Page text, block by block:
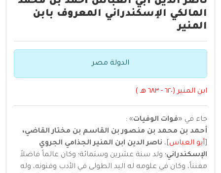
المالكي الإسكندراني المعروف بابن
المنير
الدولة مصر
ابن المنير (٦٢٠ - ٦٨٣ هـ )
جاء في «فوات الوفيات» :
أحمد بن محمد بن منصور بن القاسم بن مختار القاضي،
[أبو العباس]، ناصر الدين ابن المنير الجذامي الجروي
الإسكندراني؛ ولد سنة عشرين وستمائة؛ وكان عالماً فاضلاً
مفنناً، وكان في علومه له اليد الطولى في الأدب وفنونه، وله